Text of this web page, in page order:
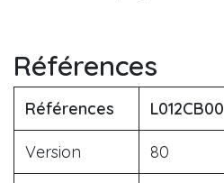
Références
Références L012CB00
Version 80